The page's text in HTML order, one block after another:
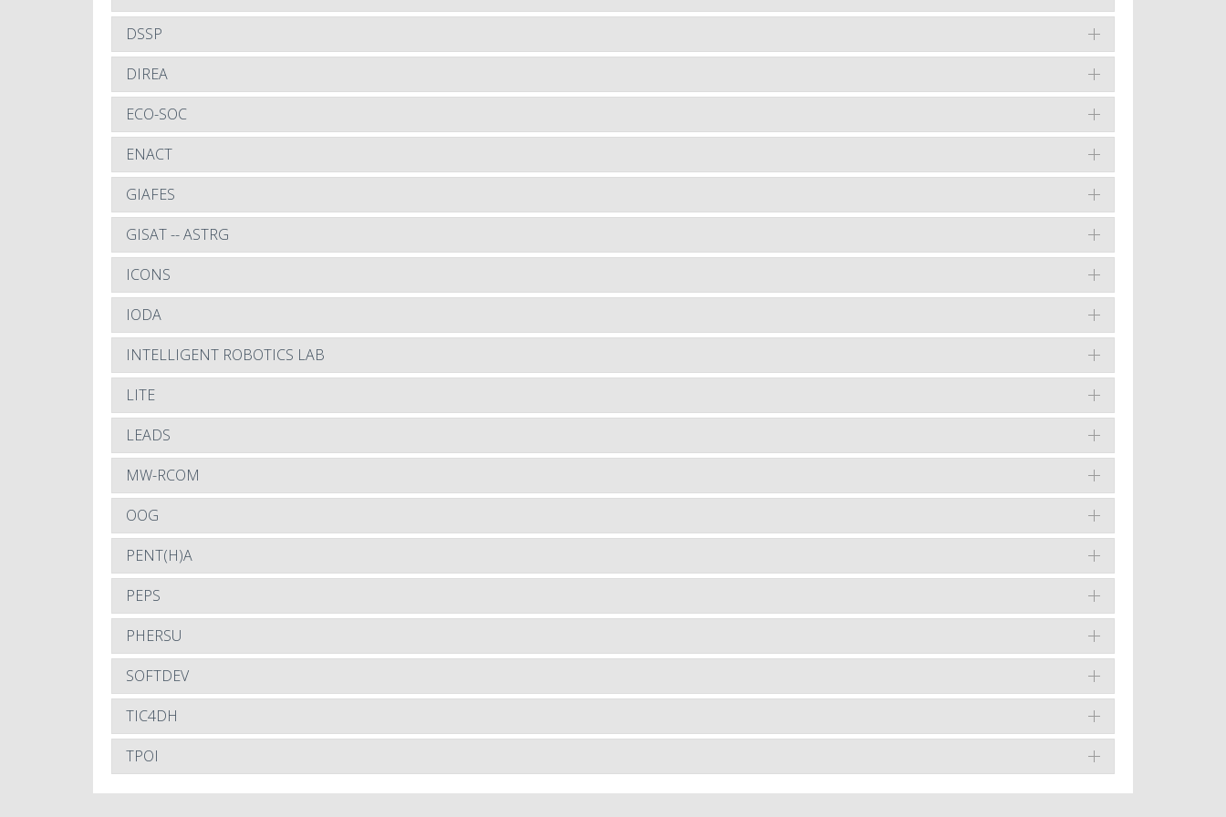
DSSP
DIREA
ECO-SOC
ENACT
GIAFES
GISAT -- ASTRG
ICONS
IODA
INTELLIGENT ROBOTICS LAB
LITE
LEADS
MW-RCOM
OOG
PENT(H)A
PEPS
PHERSU
SOFTDEV
TIC4DH
TPOI